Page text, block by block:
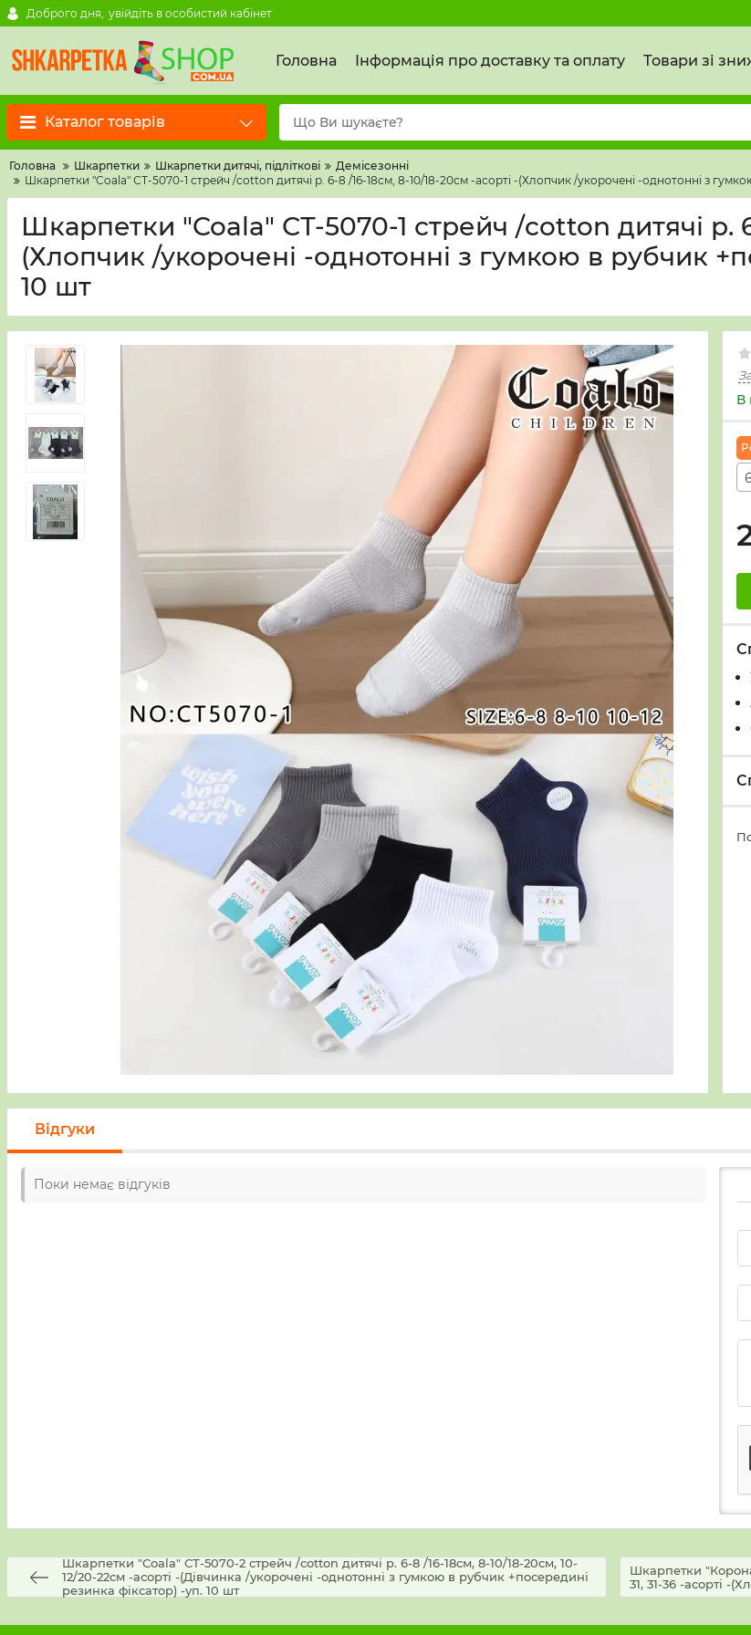
Доброго дня, увійдіть в особистий кабінет
Головна Інформація про доставку та оплату Товари зі
Каталог товарів
Головна Шкарпетки Шкарпетки дитячі, підліткові
Демісезонні
Шкарпетки "Coala" СТ-5070-1 стрейч /cotton дитячі р. 6-8 /16-18см, 8-10/18-20см -асорті -(Хлопчик /укорочені -однотонні з
Шкарпетки "Coala" СТ-5070-1 стрейч /cotton дитячі р.
(Хлопчик /укорочені -однотонні з гумкою в рубчик
10 шт
В
Відгуки
Поки немає відгуків
Шкарпетки "Coala" СТ-5070-2 стрейч /cotton дитячі р. 6-8 /16-18см, 8-10/18-20см, 10-
12/20-22см -асорті -(Дівчинка /укорочені -однотонні з гумкою в рубчик +посередині
резинка фіксатор) -уп. 10 шт
Шкарпетки
31, 31-36 -асорті -